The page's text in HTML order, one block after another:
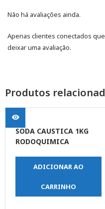
Não há avaliações ainda.
Apenas clientes conectados
deixar uma avaliação.
Produtos
SODA CAUSTICA 1KG
RODOQUIMICA
ADICIONAR AO
CARRINHO